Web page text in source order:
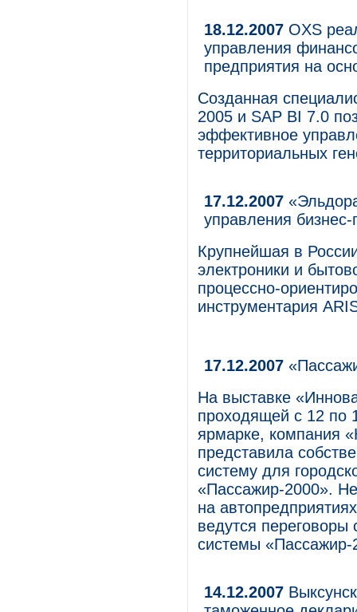
18.12.2007 OXS
управления
предприятия на
Созданная
2005 и SAP BI 7.0
эффективное
территориальных
17.12.2007
управления
Крупнейшая в
электроники и
процессно-
инструментария
17.12.2007
На выставке
проходящей с 12 по
ярмарке, компания
представила
систему для
«Пассажир-2000».
на
ведутся
системы «Пассажир-
14.12.2007